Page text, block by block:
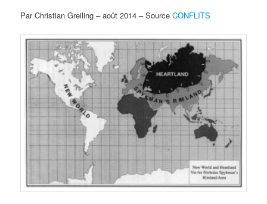
Par Christian Greiling – août 2014 – SourceCONFLITS